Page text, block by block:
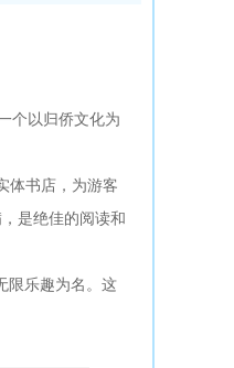
个以归侨文化为
体书店，为游客
是绝佳的阅读和
限乐趣为名。这